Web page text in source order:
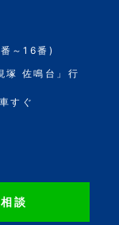
～16番)
塚 佐鳴台」行
すぐ
談